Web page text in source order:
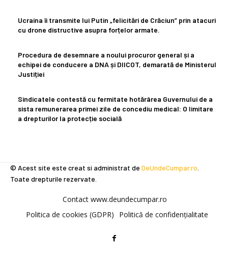
Ucraina îi transmite lui Putin „felicitări de Crăciun” prin atacuri
cu drone distructive asupra forțelor armate.
Procedura de desemnare a noului procuror general și a
echipei de conducere a DNA și DIICOT, demarată de Ministerul
Justiției
Sindicatele contestă cu fermitate hotărârea Guvernului de a
sista remunerarea primei zile de concediu medical: O limitare
a drepturilor la protecție socială
© Acest site este creat si administrat de DeUndeCumpar.ro
Toate drepturile rezervate.
Contact www.deundecumpar.ro
Politica de cookies (GDPR)
Politică de confidențialitate